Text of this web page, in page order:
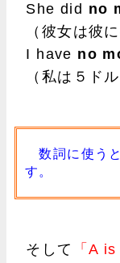
She did no
（彼女は彼に
I have no
（私は５ドル
数詞に使う
す。
そして
「A